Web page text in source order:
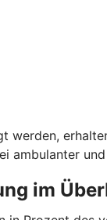
ambulanter
im